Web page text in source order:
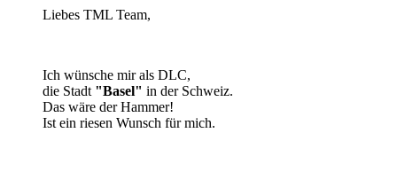
Liebes TML Team,
Ich wünsche mir als DLC,
die Stadt "Basel" in der Schweiz.
Das wäre der Hammer!
Ist ein riesen Wunsch für mich.